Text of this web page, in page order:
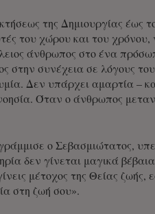
της Δημιουργίας έως
του χώρου και του
άνθρωπος στο ένα
στην συνέχεια σε λόγους
Δεν υπάρχει αμαρτία –
Όταν ο άνθρωπος
ο Σεβασμιώτατος,
δεν γίνεται μαγικά
μέτοχος της Θείας ζωής,
στη ζωή σου».